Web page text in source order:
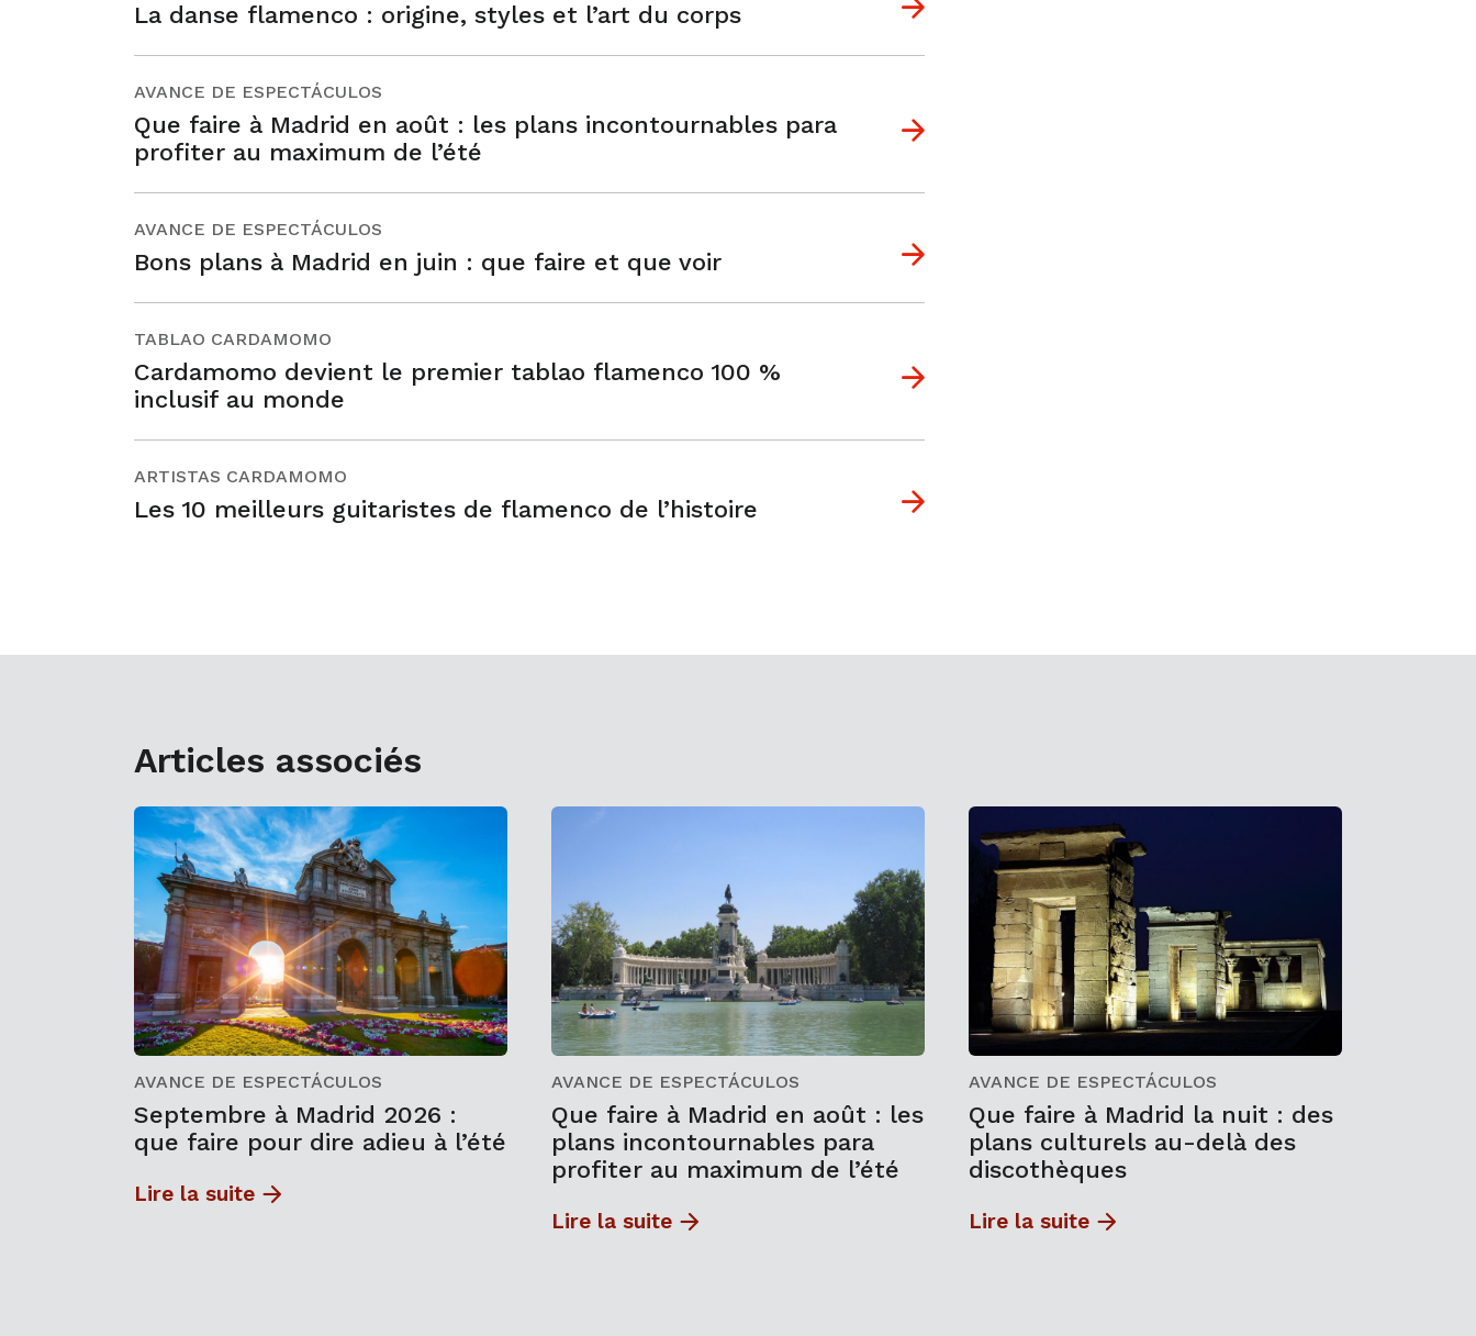
La danse flamenco : origine, styles et l’art du corps
AVANCE DE ESPECTÁCULOS
Que faire à Madrid en août : les plans incontournables para
profiter au maximum de l’été
AVANCE DE ESPECTÁCULOS
Bons plans à Madrid en juin : que faire et que voir
TABLAO CARDAMOMO
Cardamomo devient le premier tablao flamenco 100 %
inclusif au monde
ARTISTAS CARDAMOMO
Les 10 meilleurs guitaristes de flamenco de l’histoire
Articles associés
AVANCE DE ESPECTÁCULOS
Septembre à Madrid 2026 :
que faire pour dire adieu à l’été
Lire la suite
AVANCE DE ESPECTÁCULOS
Que faire à Madrid en août : les
plans incontournables para
profiter au maximum de l’été
Lire la suite
AVANCE DE ESPECTÁCULOS
Que faire à Madrid la nuit : des
plans culturels au-delà des
discothèques
Lire la suite